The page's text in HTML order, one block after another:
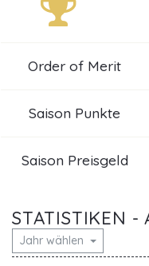
Order of Merit
Saison Punkte
Saison Preisgeld
STATISTIKEN -
Jahr wählen